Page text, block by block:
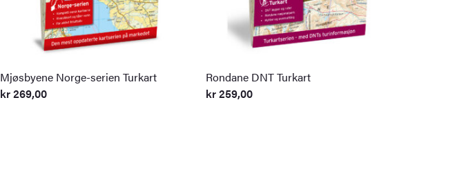
Mjøsbyene Norge-serien Turkart
kr269,00
Rondane DNT Turkart
kr259,00